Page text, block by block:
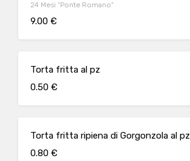
24 Mesi “Ponte Romano”
9.00 €
Torta fritta al pz
0.50 €
Torta fritta ripiena di Gorgonzola al pz
0.80 €